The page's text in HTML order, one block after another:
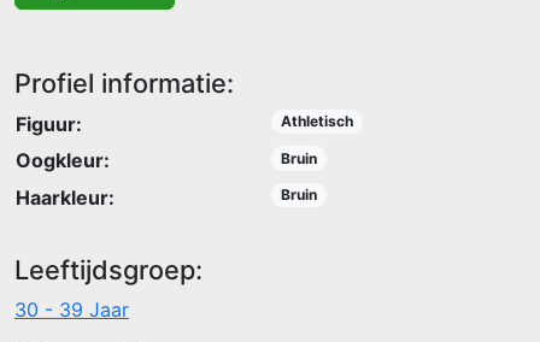
Profiel informatie:
Figuur: Athletisch
Oogkleur: Bruin
Haarkleur: Bruin
Leeftijdsgroep:
30 - 39 Jaar